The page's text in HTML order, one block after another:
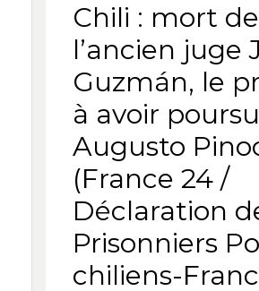
Chili : mort de
l’ancien juge
Guzmán, le
à avoir
Augusto
(France 24 /
Déclaration
Prisonniers
chiliens-